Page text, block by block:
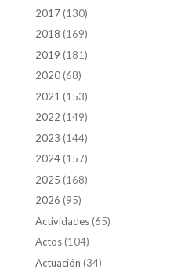
2017(130)
2018 (169)
2019 (181)
2020(68)
2021 (153)
2022 (149)
2023 (144)
2024(157)
2025 (168)
2026 (95)
Actividades(65)
Actos(104)
Actuación (34)